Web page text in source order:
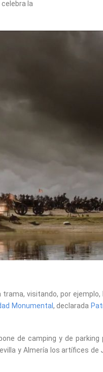
la
visitando, por ejemplo,
Monumental , declarada
de camping y de parking
y Almería los artífices de